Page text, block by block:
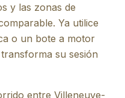
y las zonas de
Ya utilice
o un bote a motor
su sesión
entre Villeneuve-